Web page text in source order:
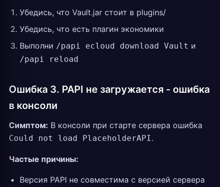
Убедись, что Vault.jar стоит в plugins/
Убедись, что есть плагин экономики
Выполни /papi ecloud download Vault и
/papi reload
Ошибка 3. PAPI не загружается - ошибка
в консоли
Симптом: В консоли при старте сервера ошибка
Could not load PlaceholderAPI.
Частые причины:
Версия PAPI не совместима с версией сервера